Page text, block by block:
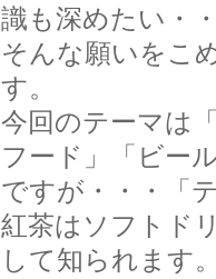
識も深めたい・
そんな願いをこ
す。
今回のテーマは
フード」「ビー
ですが・・・「
紅茶はソフトド
して知られます